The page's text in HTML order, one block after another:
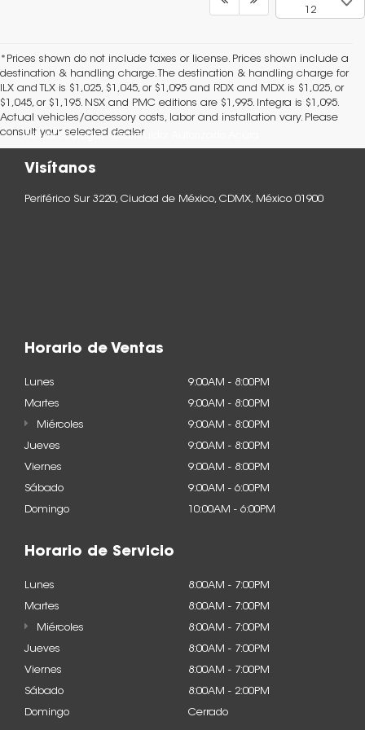
12
*Prices shown do not include taxes or license. Prices shown include a
destination & handling charge. The destination & handling charge for
ILX and TLX is $1,025, $1,045, or $1,095 and RDX and MDX is $1,025, or
$1,045, or $1,195. NSX and PMC editions are $1,995. Integra is $1,095.
Actual vehicles/accessory costs, labor and installation vary. Please
consult your selected dealer.
Acura Pedregal - Distribuidor Autorizado Acura
Visítanos
Periférico Sur 3220, Ciudad de México, CDMX, México 01900
Horario de Ventas
Lunes
9:00AM - 8:00PM
Martes
9:00AM - 8:00PM
Miércoles
9:00AM - 8:00PM
Jueves
9:00AM - 8:00PM
Viernes
9:00AM - 8:00PM
Sábado
9:00AM - 6:00PM
Domingo
10:00AM - 6:00PM
Horario de Servicio
Lunes
8:00AM - 7:00PM
Martes
8:00AM - 7:00PM
Miércoles
8:00AM - 7:00PM
Jueves
8:00AM - 7:00PM
Viernes
8:00AM - 7:00PM
Sábado
8:00AM - 2:00PM
Domingo
Cerrado